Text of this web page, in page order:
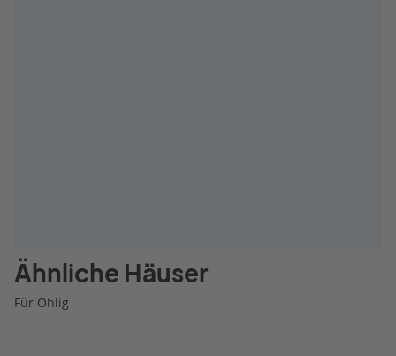
Ähnliche Häuser
Für Ohlig